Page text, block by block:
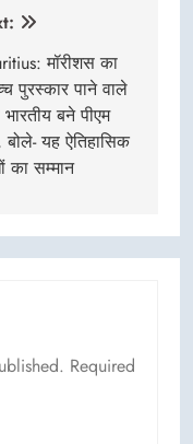
मॉरीशस का
पुरस्कार पाने वाले
बने पीएम
बोले- यह ऐतिहासिक
का सम्मान
Required